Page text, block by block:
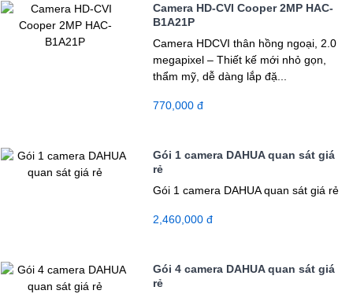
Camera HD-CVI Cooper 2MP HAC-
B1A21P
Camera HDCVI thân hồng ngoại, 2.0
megapixel – Thiết kế mới nhỏ gọn,
thẩm mỹ, dễ dàng lắp đặ...
770,000 đ
Gói 1 camera DAHUA quan sát giá
rẻ
Gói 1 camera DAHUA quan sát giá rẻ
2,460,000 đ
Gói 4 camera DAHUA quan sát giá
rẻ